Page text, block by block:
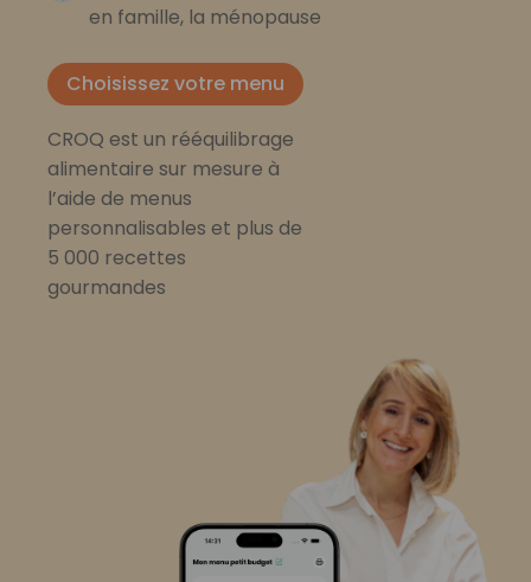
en famille, la ménopause
Choisissez votre menu
CROQ est un rééquilibrage
alimentaire sur mesure à
l’aide de menus
personnalisables et plus de
5 000 recettes
gourmandes